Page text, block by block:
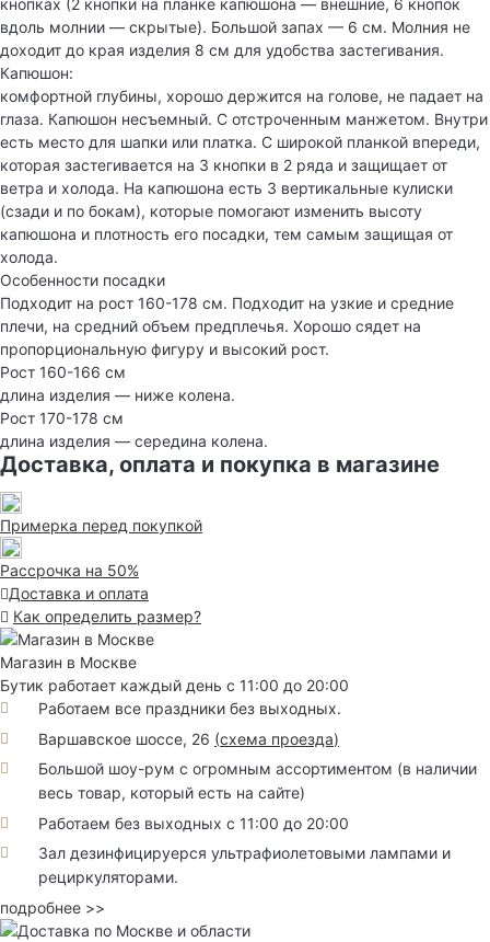
кнопках (2 кнопки на планке капюшона — внешние, 6 кнопок
вдоль молнии — скрытые). Большой запах — 6 см. Молния не
доходит до края изделия 8 см для удобства застегивания.
Капюшон:
комфортной глубины, хорошо держится на голове, не падает на
глаза. Капюшон несъемный. С отстроченным манжетом. Внутри
есть место для шапки или платка. С широкой планкой впереди,
которая застегивается на 3 кнопки в 2 ряда и защищает от
ветра и холода. На капюшона есть 3 вертикальные кулиски
(сзади и по бокам), которые помогают изменить высоту
капюшона и плотность его посадки, тем самым защищая от
холода.
Особенности посадки
Подходит на рост 160-178 см. Подходит на узкие и средние
плечи, на средний объем предплечья. Хорошо сядет на
пропорциональную фигуру и высокий рост.
Рост 160-166 см
длина изделия — ниже колена.
Рост 170-178 см
длина изделия — середина колена.
Доставка, оплата и покупка в магазине
Примерка перед покупкой
Рассрочка на 50%
Доставка и оплата
Как определить размер?
Магазин в Москве
Бутик работает каждый день с 11:00 до 20:00
Работаем все праздники без выходных.
Варшавское шоссе, 26 (схема проезда)
Большой шоу-рум с огромным ассортиментом (в наличии
весь товар, который есть на сайте)
Работаем без выходных с 11:00 до 20:00
Зал дезинфицируерся ультрафиолетовыми лампами и
рециркуляторами.
подробнее >>